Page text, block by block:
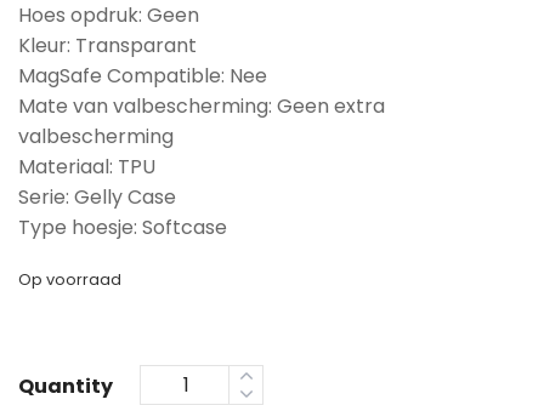
Hoes opdruk: Geen
Kleur: Transparant
MagSafe Compatible: Nee
Mate van valbescherming: Geen extra
valbescherming
Materiaal: TPU
Serie: Gelly Case
Type hoesje: Softcase
Op voorraad
Quantity